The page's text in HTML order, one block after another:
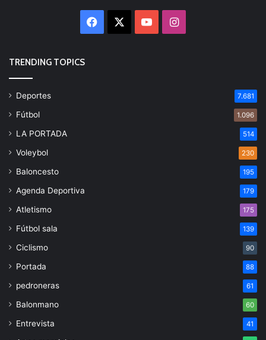
Facebook YouTubeInstagram
TRENDING TOPICS
Deportes 7.681
Fútbol 1.096
LA PORTADA 514
Voleybol 230
Baloncesto 195
Agenda Deportiva 179
Atletismo 175
Fútbol sala 139
Ciclismo 90
Portada 88
pedroneras 61
Balonmano 60
Entrevista 41